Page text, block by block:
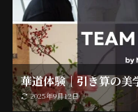
華道体験｜引き算の美
2025年9月12日